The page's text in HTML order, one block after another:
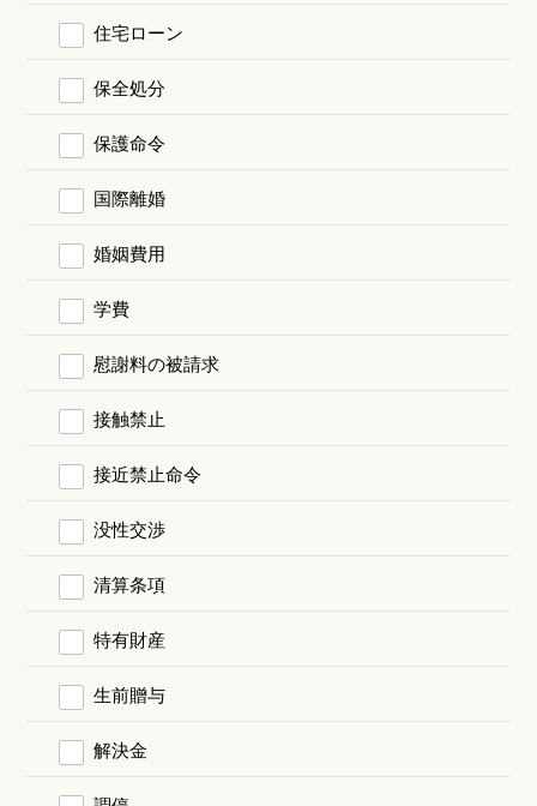
住宅ローン
保全処分
保護命令
国際離婚
婚姻費用
学費
慰謝料の被請求
接触禁止
接近禁止命令
没性交渉
清算条項
特有財産
生前贈与
解決金